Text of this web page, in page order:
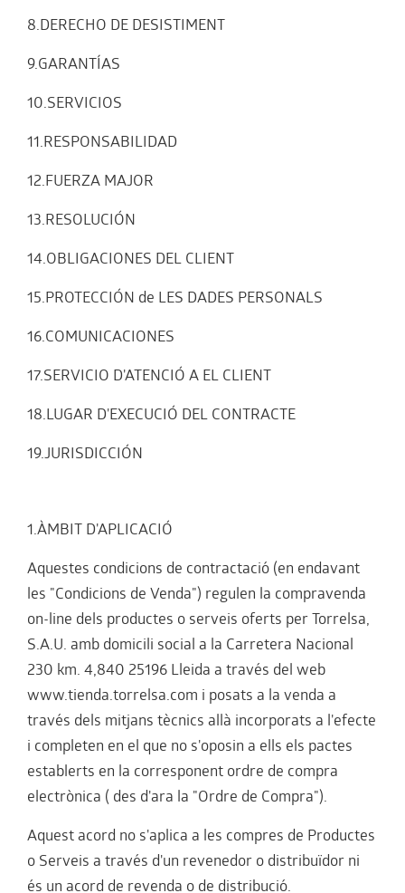
8.DERECHO DE DESISTIMENT
9.GARANTÍAS
10.SERVICIOS
11.RESPONSABILIDAD
12.FUERZA MAJOR
13.RESOLUCIÓN
14.OBLIGACIONES DEL CLIENT
15.PROTECCIÓN de LES DADES PERSONALS
16.COMUNICACIONES
17.SERVICIO D'ATENCIÓ A EL CLIENT
18.LUGAR D'EXECUCIÓ DEL CONTRACTE
19.JURISDICCIÓN
1.ÀMBIT D'APLICACIÓ
Aquestes condicions de contractació (en endavant
les "Condicions de Venda") regulen la compravenda
on-line dels productes o serveis oferts per Torrelsa,
S.A.U. amb domicili social a la Carretera Nacional
230 km. 4,840 25196 Lleida a través del web
www.tienda.torrelsa.com i posats a la venda a
través dels mitjans tècnics allà incorporats a l'efecte
i completen en el que no s'oposin a ells els pactes
establerts en la corresponent ordre de compra
electrònica ( des d'ara la "Ordre de Compra").
Aquest acord no s'aplica a les compres de Productes
o Serveis a través d'un revenedor o distribuïdor ni
és un acord de revenda o de distribució.